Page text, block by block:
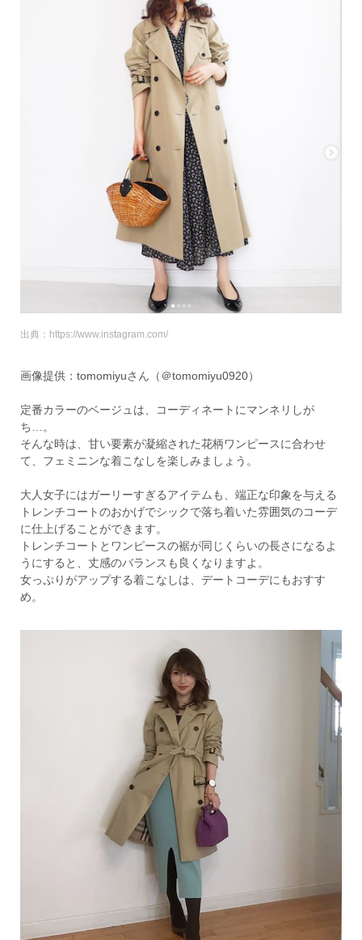
出典：https://www.instagram.com/
画像提供：tomomiyuさん（＠tomomiyu0920）
定番カラーのベージュは、コーディネートにマンネリしが
ち…。
そんな時は、甘い要素が凝縮された花柄ワンピースに合わせ
て、フェミニンな着こなしを楽しみましょう。
大人女子にはガーリーすぎるアイテムも、端正な印象を与える
トレンチコートのおかげでシックで落ち着いた雰囲気のコーデ
に仕上げることができます。
トレンチコートとワンピースの裾が同じくらいの長さになるよ
うにすると、丈感のバランスも良くなりますよ。
女っぷりがアップする着こなしは、デートコーデにもおすす
め。